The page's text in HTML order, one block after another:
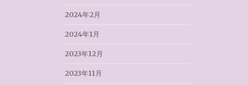
2024年2月
2024年1月
2023年12月
2023年11月